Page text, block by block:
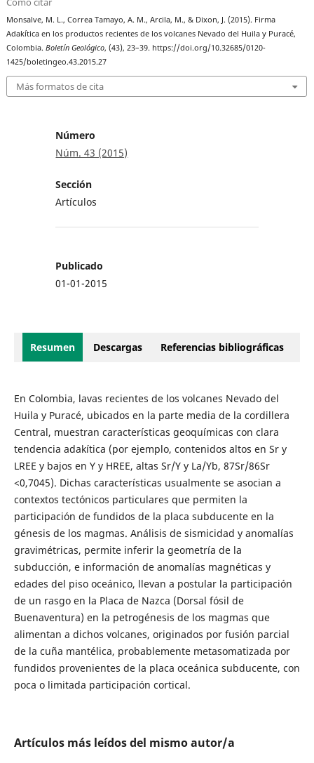
Monsalve, M. L., Correa Tamayo, A. M., Arcila, M., & Dixon, J. (2015). Firma
Adakítica en los productos recientes de los volcanes Nevado del Huila y Puracé,
Colombia.Boletín Geológico, (43), 23–39. https://doi.org/10.32685/0120-
1425/boletingeo.43.2015.27
Más formatos de cita
Número
Núm. 43 (2015)
Sección
Artículos
Publicado
01-01-2015
Resumen Descargas Referencias bibliográficas
En Colombia, lavas recientes de los volcanes Nevado del
Huila y Puracé, ubicados en la parte media de la cordillera
Central, muestran características geoquímicas con clara
tendencia adakítica (por ejemplo, contenidos altos en Sr y
LREE y bajos en Y y HREE, altas Sr/Y y La/Yb, 87Sr/86Sr
<0,7045). Dichas características usualmente se asocian a
contextos tectónicos particulares que permiten la
participación de fundidos de la placa subducente en la
génesis de los magmas. Análisis de sismicidad y anomalías
gravimétricas, permite inferir la geometría de la
subducción, e información de anomalías magnéticas y
edades del piso oceánico, llevan a postular la participación
de un rasgo en la Placa de Nazca (Dorsal fósil de
Buenaventura) en la petrogénesis de los magmas que
alimentan a dichos volcanes, originados por fusión parcial
de la cuña mantélica, probablemente metasomatizada por
fundidos provenientes de la placa oceánica subducente, con
poca o limitada participación cortical.
Artículos más leídos del mismo autor/a